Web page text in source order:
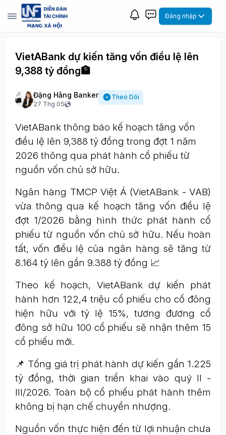
Đăng nhập
VietABank dự kiến tăng vốn điều lệ lên
9,388 tỷ đồng🏦
Đặng Hằng Banker
27 Thg 05
Theo Dõi
VietABank thông báo kế hoạch tăng vốn
điều lệ lên 9,388 tỷ đồng trong đợt 1 năm
2026 thông qua phát hành cổ phiếu từ
nguồn vốn chủ sở hữu.
Ngân hàng TMCP Việt Á (VietABank - VAB)
vừa thông qua kế hoạch tăng vốn điều lệ
đợt 1/2026 bằng hình thức phát hành cổ
phiếu từ nguồn vốn chủ sở hữu. Nếu hoàn
tất, vốn điều lệ của ngân hàng sẽ tăng từ
8.164 tỷ lên gần 9.388 tỷ đồng 📈
Theo kế hoạch, VietABank dự kiến phát
hành hơn 122,4 triệu cổ phiếu cho cổ đông
hiện hữu với tỷ lệ 15%, tương đương cổ
đông sở hữu 100 cổ phiếu sẽ nhận thêm 15
cổ phiếu mới.
📌 Tổng giá trị phát hành dự kiến gần 1.225
tỷ đồng, thời gian triển khai vào quý II -
III/2026. Toàn bộ cổ phiếu phát hành thêm
không bị hạn chế chuyển nhượng.
Nguồn vốn thực hiện đến từ lợi nhuận chưa